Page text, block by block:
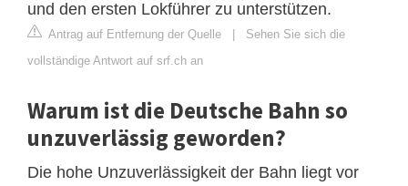
und den ersten Lokführer zu unterstützen.
Antrag auf Entfernung der Quelle | Sehen Sie sich die
vollständige Antwort auf srf.ch an
Warum ist die Deutsche Bahn so
unzuverlässig geworden?
Die hohe Unzuverlässigkeit der Bahn liegt vor